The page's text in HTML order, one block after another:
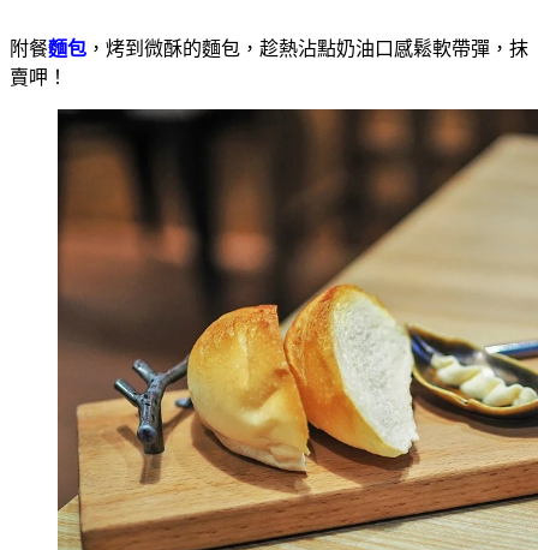
附餐麵包 ，烤到微酥的麵包，趁熱沾點奶油口感鬆軟帶彈，抹
賣呷！